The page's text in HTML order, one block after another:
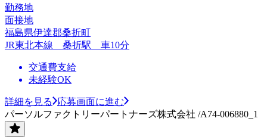
勤務地
面接地
福島県伊達郡桑折町
JR東北本線 桑折駅 車10分
交通費支給
未経験OK
詳細を見る
応募画面に進む
パーソルファクトリーパートナーズ株式会社 /A74-006880_1